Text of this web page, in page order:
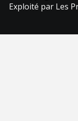
Exploité par Les